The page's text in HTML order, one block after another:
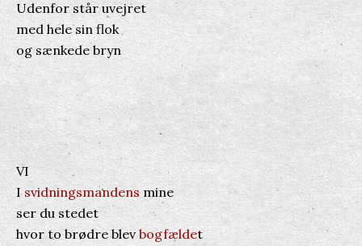
Udenfor står uvejret
med hele sin flok
og sænkede bryn
VI
I svidningsmandens mine
ser du stedet
hvor to brødre blev bogfældet